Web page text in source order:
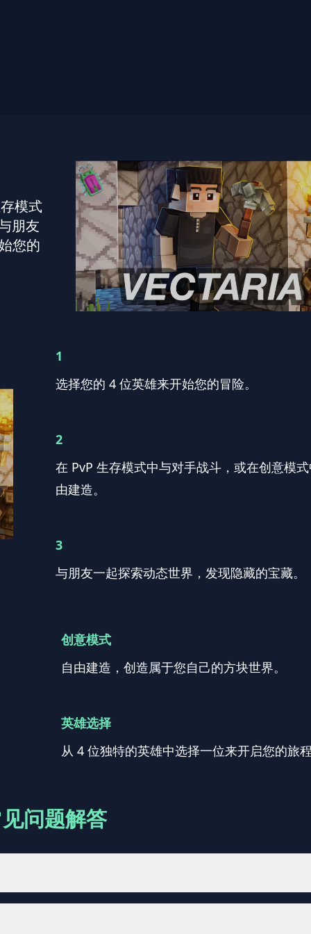
模式
朋友
您的
1
选择您的 4 位英雄来开始您的冒险。
2
在 PvP 生存模式中与对手战斗，或在创意模
由建造。
3
与朋友一起探索动态世界，发现隐藏的宝藏。
创意模式
自由建造，创造属于您自己的方块世界。
英雄选择
从 4 位独特的英雄中选择一位来开启您的旅
问题解答